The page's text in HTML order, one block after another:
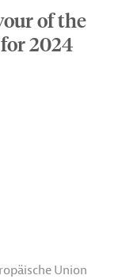
of the
2024
Union